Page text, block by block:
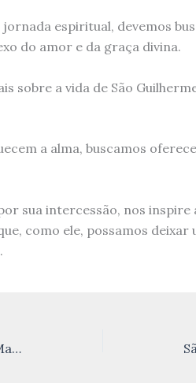
espiritual, devemos
do amor e da graça divina.
sobre a vida de São
a alma, buscamos
sua intercessão, nos
como ele, possamos deixar
Santa Júlia de Nicomédia, História e Martírio